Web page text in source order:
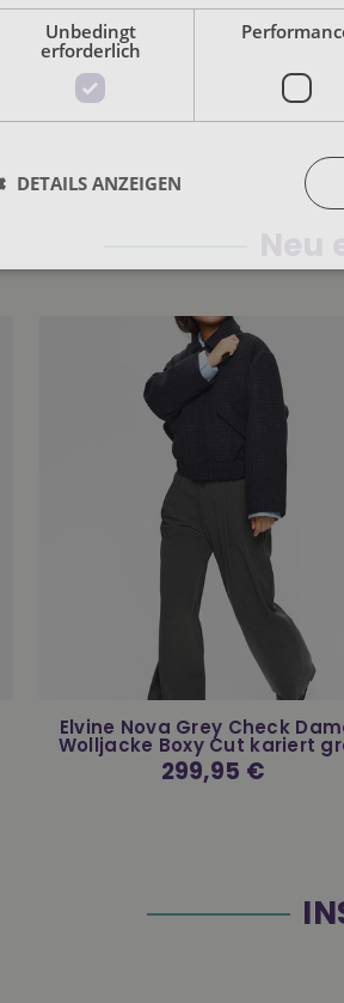
Elvine Nova Grey Check
Wolljacke Boxy Cut kariert
Normaler
Preis
299,95 €
Unbedingt
erforderlich
DETAILS ANZEIGEN